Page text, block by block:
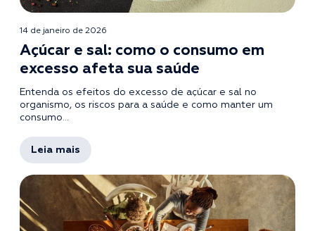
14 de janeiro de 2026
Açúcar e sal: como o consumo em
excesso afeta sua saúde
Entenda os efeitos do excesso de açúcar e sal no
organismo, os riscos para a saúde e como manter um
consumo...
Leia mais